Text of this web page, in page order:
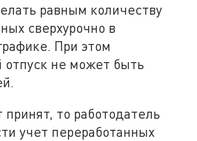
равным количеству
сверхурочно в
При этом
не может быть
принят, то работодатель
учет переработанных